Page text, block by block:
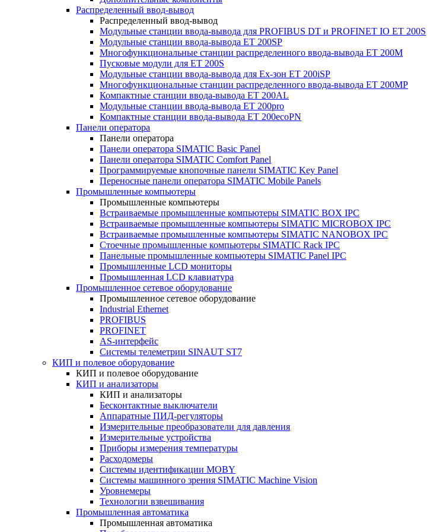
Распределенный ввод-вывод
Распределенный ввод-вывод
Модульные станции ввода-вывода для PROFIBUS DT и PROFINET IO ET 200S
Модульные станции ввода-вывода ET 200SP
Многофункциональные станции распределенного ввода-вывода ET 200M
Пусковые модули для ET 200S
Модульные станции ввода-вывода для Ex-зон ET 200iSP
Многофункциональные станции распределенного ввода-вывода ET 200MP
Компактные станции ввода-вывода ET 200AL
Модульные станции ввода-вывода ET 200pro
Компактные станции ввода-вывода ET 200ecoPN
Панели оператора
Панели оператора
Панели оператора SIMATIC Basic Panel
Панели оператора SIMATIC Comfort Panel
Программируемые кнопочные панели SIMATIC Key Panel
Переносные панели оператора SIMATIC Mobile Panels
Промышленные компьютеры
Промышленные компьютеры
Встраиваемые промышленные компьютеры SIMATIC BOX IPC
Встраиваемые промышленные компьютеры SIMATIC MICROBOX IPC
Встраиваемые промышленные компьютеры SIMATIC NANOBOX IPC
Стоечные промышленные компьютеры SIMATIC Rack IPC
Панельные промышленные компьютеры SIMATIC Panel IPC
Промышленные LCD мониторы
Промышленная LCD клавиатура
Промышленное сетевое оборудование
Промышленное сетевое оборудование
Industrial Ethernet
PROFIBUS
PROFINET
AS-интерфейс
Системы телеметрии SINAUT ST7
КИП и полевое оборудование
КИП и полевое оборудование
КИП и анализаторы
КИП и анализаторы
Бесконтактные выключатели
Аппаратные ПИД-регуляторы
Измерительные преобразователи для давления
Измерительные устройства
Приборы измерения температуры
Расходомеры
Системы идентификации MOBY
Системы машинного зрения SIMATIC Machine Vision
Уровнемеры
Технологии взвешивания
Промышленная автоматика
Промышленная автоматика